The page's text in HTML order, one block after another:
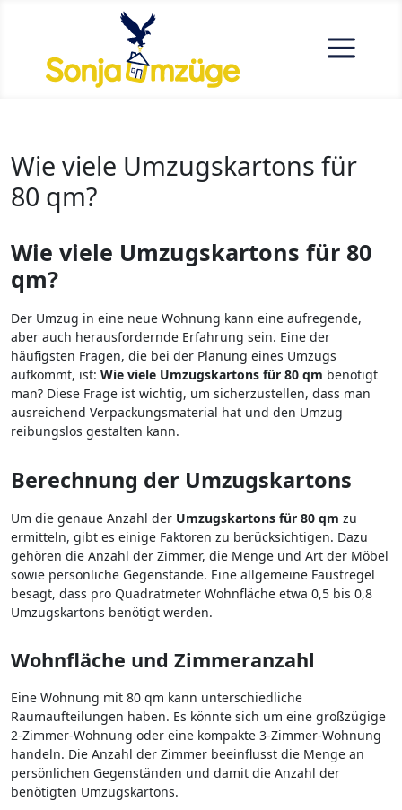
a
Wie viele Umzugskartons für
80 qm?
Wie viele Umzugskartons für 80
qm?
Der Umzug in eine neue Wohnung kann eine aufregende,
aber auch herausfordernde Erfahrung sein. Eine der
häufigsten Fragen, die bei der Planung eines Umzugs
aufkommt, ist: Wie viele Umzugskartons für 80 qm benötigt
man? Diese Frage ist wichtig, um sicherzustellen, dass man
ausreichend Verpackungsmaterial hat und den Umzug
reibungslos gestalten kann.
Berechnung der Umzugskartons
Um die genaue Anzahl der Umzugskartons für 80 qm zu
ermitteln, gibt es einige Faktoren zu berücksichtigen. Dazu
gehören die Anzahl der Zimmer, die Menge und Art der Möbel
sowie persönliche Gegenstände. Eine allgemeine Faustregel
besagt, dass pro Quadratmeter Wohnfläche etwa 0,5 bis 0,8
Umzugskartons benötigt werden.
Wohnfläche und Zimmeranzahl
Eine Wohnung mit 80 qm kann unterschiedliche
Raumaufteilungen haben. Es könnte sich um eine großzügige
2-Zimmer-Wohnung oder eine kompakte 3-Zimmer-Wohnung
handeln. Die Anzahl der Zimmer beeinflusst die Menge an
persönlichen Gegenständen und damit die Anzahl der
benötigten Umzugskartons.